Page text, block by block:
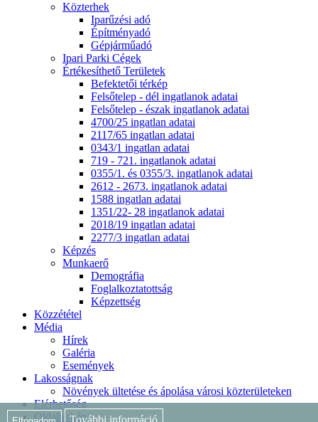
Közterhek
Iparűzési adó
Építményadó
Gépjárműadó
Ipari Parki Cégek
Értékesíthető Területek
Befektetői térkép
Felsőtelep - dél ingatlanok adatai
Felsőtelep - észak ingatlanok adatai
4700/25 ingatlan adatai
2117/65 ingatlan adatai
0343/1 ingatlan adatai
719 - 721. ingatlanok adatai
0355/1. és 0355/3. ingatlanok adatai
2612 - 2673. ingatlanok adatai
1588 ingatlan adatai
1351/22- 28 ingatlanok adatai
2018/19 ingatlan adatai
2277/3 ingatlan adatai
Képzés
Munkaerő
Demográfia
Foglalkoztatottság
Képzettség
Közzététel
Média
Hírek
Galéria
Események
Lakosságnak
Növények ültetése és ápolása városi közterületeken
Elérhetőség
Oldaltérkép